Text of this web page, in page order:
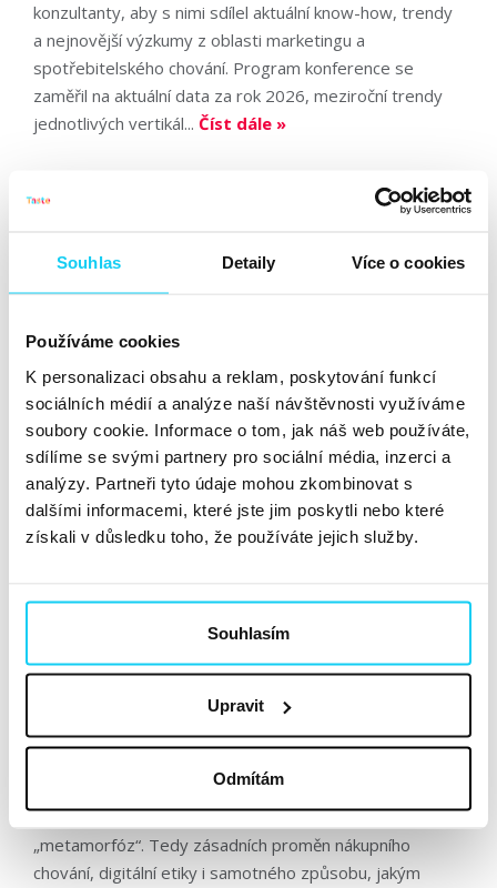
Souhlas Detaily Více o cookies
Používáme cookies
K personalizaci obsahu a reklam, poskytování funkcí
sociálních médií a analýze naší návštěvnosti využíváme
soubory cookie. Informace o tom, jak náš web používáte,
sdílíme se svými partnery pro sociální média, inzerci a
analýzy. Partneři tyto údaje mohou zkombinovat s
dalšími informacemi, které jste jim poskytli nebo které
získali v důsledku toho, že používáte jejich služby.
Souhlasím
Upravit
Odmítám
konzultanty, aby s nimi sdílel aktuální know-how, trendy
a nejnovější výzkumy z oblasti marketingu a
spotřebitelského chování. Program konference se
zaměřil na aktuální data za rok 2026, meziroční trendy
jednotlivých vertikál... Číst dále »
AI Inside Out #95: Jak agentní AI
byznys?
Danylo Nazarenko
Svět online nakupování se mění. Hledání informací,
procházení webu, výběr produktů, vyplňování formulářů.
To všechno začíná nahrazovat přímá komunikace s
umělou inteligencí. Místo „ukaž mi nabídky“ lidé stále
častěji říkají „vyber mi a kup to“. AI už nekonzultuje. Sama
nakupuje....Číst dále »
10 marketingových trendů:
2026
Rok 2026 podle předních světových analytiků bude plný
„metamorfóz“. Tedy zásadních proměn nákupního
chování, digitální etiky i samotného způsobu, jakým